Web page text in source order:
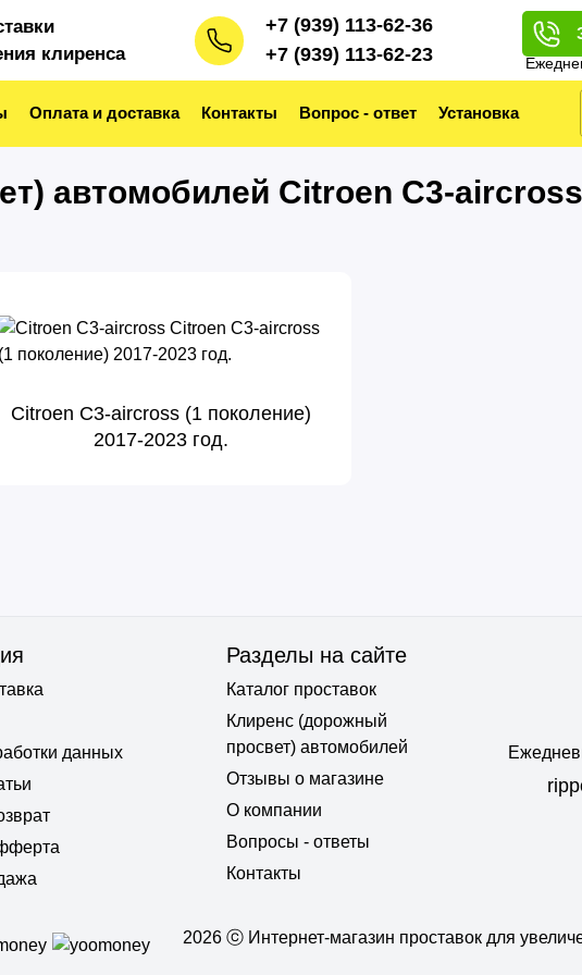
клиренса
+7 (939) 113-62-36
+7 (939) 113-62-23
Оплата и доставка Контакты Вопрос - ответ Установка
автомобилей Citroen C3-aircross
Citroen C3-aircross (1 поколение)
2017-2023 год.
данных
Разделы на сайте
Каталог проставок
Клиренс (дорожный
просвет) автомобилей
Отзывы о магазине
О компании
Вопросы - ответы
Контакты
2026 ⓒ Интернет-магазин проставок для